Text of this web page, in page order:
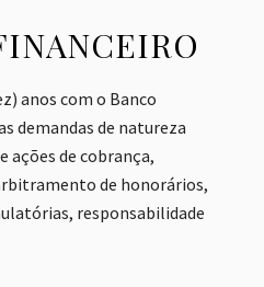
anos com o Banco
demandas de natureza
ações de cobrança,
de honorários,
responsabilidade